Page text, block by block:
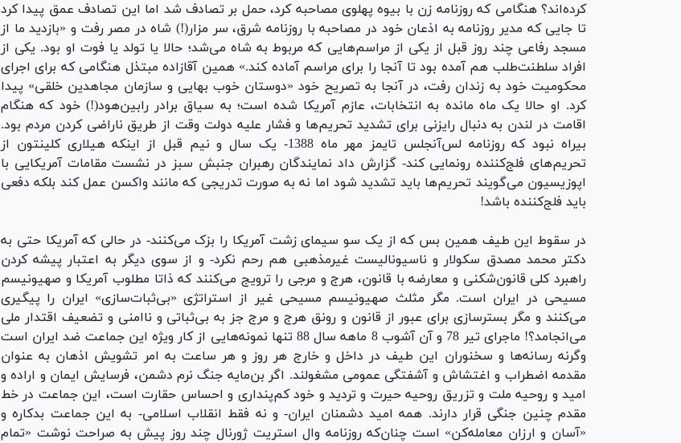
کرده‌اند؟ هنگامی که روزنامه زن با بیوه پهلوی مصاحبه کرد، حمل بر تصادف شد اما این تصادف عمق پیدا کرد
تا جایی که مدیر روزنامه به اذعان خود در مصاحبه با روزنامه شرق، سر مزار(!) شاه در مصر رفت و «بازدید ما از
مسجد رفاعی چند روز قبل از یکی از مراسم‌هایی که مربوط به شاه می‌شد؛ حالا یا تولد یا فوت او بود. یکی از
افراد سلطنت‌طلب هم آمده بود تا آنجا را برای مراسم آماده کند.» همین آقازاده مبتذل هنگامی که برای اجرای
محکومیت خود به زندان رفت، در آنجا به تصریح خود «دوستان خوب بهایی و سازمان مجاهدین خلقی»‌ پیدا
کرد. او حالا یک ماه مانده به انتخابات، عازم آمریکا شده است؛ به سیاق برادر رابین‌هود(!) خود که هنگام
اقامت در لندن به دنبال رایزنی‌ برای تشدید تحریم‌ها و فشار علیه دولت وقت از طریق ناراضی کردن مردم بود.
بیراه نبود که روزنامه لس‌آنجلس تایمز مهر ماه 1388- یک سال و نیم قبل از اینکه هیلاری کلینتون از
تحریم‌های فلج‌کننده رونمایی کند- گزارش داد نمایندگان رهبران جنبش سبز در نشست مقامات آمریکایی با
اپوزیسیون می‌گویند تحریم‌ها باید تشدید شود اما نه به صورت تدریجی که مانند واکسن عمل کند بلکه دفعی
باید فلج‌کننده باشد!
در سقوط این طیف همین بس که از یک سو سیمای زشت آمریکا را بزک می‌کنند- در حالی که آمریکا حتی به
دکتر محمد مصدق سکولار و ناسیونالیست غیرمذهبی هم رحم نکرد- و از سوی دیگر به اعتبار پیشه کردن
راهبرد کلی قانون‌شکنی و معارضه با قانون، هرج و مرجی را ترویج می‌کنند که ذاتا مطلوب آمریکا و صهیونیسم
مسیحی در ایران است. مگر مثلث صهیونیسم مسیحی غیر از استراتژی «بی‌ثبات‌سازی» ایران را پیگیری
می‌کنند و مگر بسترسازی برای عبور از قانون و رونق هرج و مرج جز به بی‌ثباتی و ناامنی و تضعیف اقتدار ملی
می‌انجامد؟! ماجرای تیر 78 و آن آشوب 8 ماهه سال 88 تنها نمونه‌هایی از کار ویژه این جماعت ضد ایران است
وگرنه رسانه‌ها و سخنوران این طیف در داخل و خارج هر روز و هر ساعت به امر تشویش اذهان به عنوان
مقدمه اضطراب و اغتشاش و آشفتگی عمومی مشغولند. اگر بن‌مایه جنگ نرم دشمن، فرسایش ایمان و اراده و
امید و روحیه ملت و تزریق روحیه حیرت و تردید و خود کم‌پنداری و احساس حقارت است، این جماعت در خط
مقدم چنین جنگی قرار دارند. همه امید دشمنان ایران- و نه فقط انقلاب اسلامی- به این جماعت بدکاره و
«آسان و ارزان معامله‌کن» است چنان‌که روزنامه وال استریت ژورنال چند روز پیش به صراحت نوشت «تمام